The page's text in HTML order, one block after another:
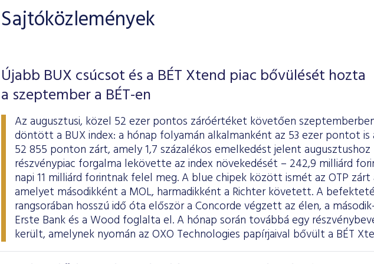
Sajtóközlemények
Újabb BUX csúcsot és a BÉT Xtend piac bővülését hozta
a szeptember a BÉT-en
Az augusztusi, közel 52 ezer pontos záróértéket követően
döntött a BUX index: a hónap folyamán alkalmanként az 53 ezer pontot
52 855 ponton zárt, amely 1,7 százalékos emelkedést jelent
részvénypiac forgalma lekövette az index növekedését – 242,9 milliárd
napi 11 milliárd forintnak felel meg. A blue chipek között ismét az OTP zárt
amelyet másodikként a MOL, harmadikként a Richter követett. A
rangsorában hosszú idő óta először a Concorde végzett az élen, a
Erste Bank és a Wood foglalta el. A hónap során továbbá egy
került, amelynek nyomán az OXO Technologies papírjaival bővült a BÉT